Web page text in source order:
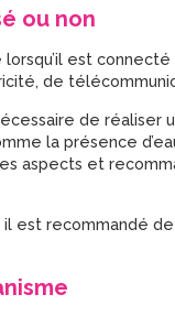
ou non
est
de
de
la présence
aspects et
il est recommandé